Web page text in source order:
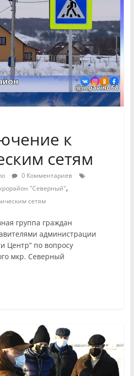
к
сетям
0 Комментариев
"Северный",
сетям
группа граждан
администрации
Центр” по вопросу
мкр. Северный